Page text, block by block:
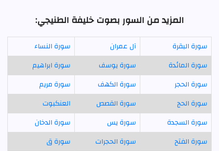
المزيد من السور بصوت خليفة الطنيجي:
سورة البقرة آل عمران
سورة النساء
سورة المائدة
سورة يوسف
سورة ابراهيم
سورة الحجر
سورة الكهف
سورة مريم
سورة الحج
سورة القصص
العنكبوت
سورة السجدة
سورة يس
سورة الدخان
سورة الفتح
سورة الحجرات
سورة ق